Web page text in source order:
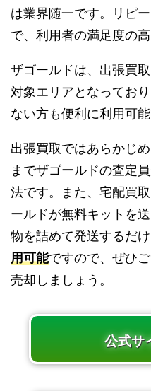
は業界随一です。リピ
で、利用者の満足度の高
ザゴールドは、出張買
対象エリアとなってお
ない方も便利に利用可能
出張買取ではあらかじ
までザゴールドの査定
法です。また、宅配買
ールドが無料キットを
物を詰めて発送するだけ
用可能ですので、ぜひ
売却しましょう。
公式サ